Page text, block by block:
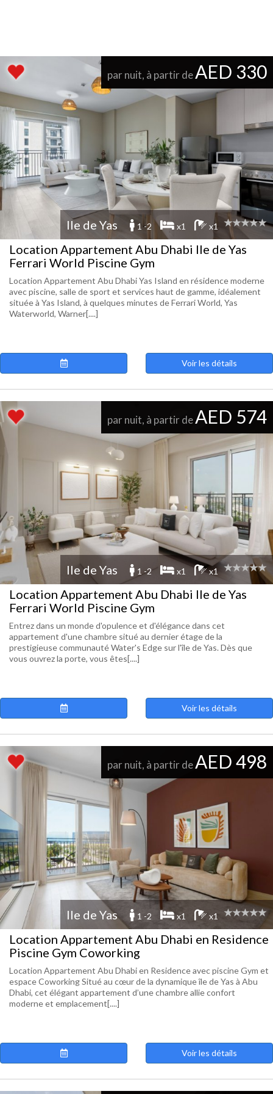
par nuit, à partir deAED 330
Ile de Yas 1 -2 x1 x1
Location Appartement Abu Dhabi Ile de Yas
Ferrari World Piscine Gym
Location Appartement Abu Dhabi Yas Island en résidence moderne
avec piscine, salle de sport et services haut de gamme, idéalement
située à Yas Island, à quelques minutes de Ferrari World, Yas
Waterworld, Warner[....]
Voir les détails
par nuit, à partir deAED 574
Ile de Yas 1 -2 x1 x1
Location Appartement Abu Dhabi Ile de Yas
Ferrari World Piscine Gym
Entrez dans un monde d'opulence et d'élégance dans cet
appartement d'une chambre situé au dernier étage de la
prestigieuse communauté Water's Edge sur l'île de Yas. Dès que
vous ouvrez la porte, vous êtes[....]
Voir les détails
par nuit, à partir deAED 498
Ile de Yas 1 -2 x1 x1
Location Appartement Abu Dhabi en Residence
Piscine Gym Coworking
Location Appartement Abu Dhabi en Residence avec piscine Gym et
espace Coworking Situé au cœur de la dynamique île de Yas à Abu
Dhabi, cet élégant appartement d’une chambre allie confort
moderne et emplacement[....]
Voir les détails